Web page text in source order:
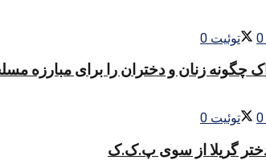
0 توئیت 0
زنان و دختران را برای مبارزه
0 توئیت 0
دختر گریلا از سوی پ.ک.ک